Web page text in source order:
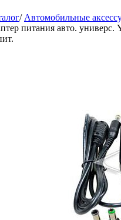
/ Автомобильные
питания авто.